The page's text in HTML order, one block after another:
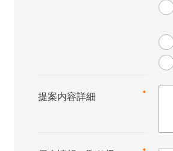
*
提案内容詳細